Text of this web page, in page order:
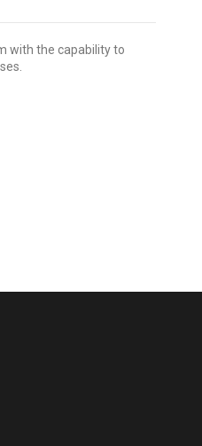
with the capability to